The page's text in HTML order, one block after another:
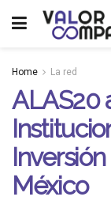
Home La red
ALAS20
México